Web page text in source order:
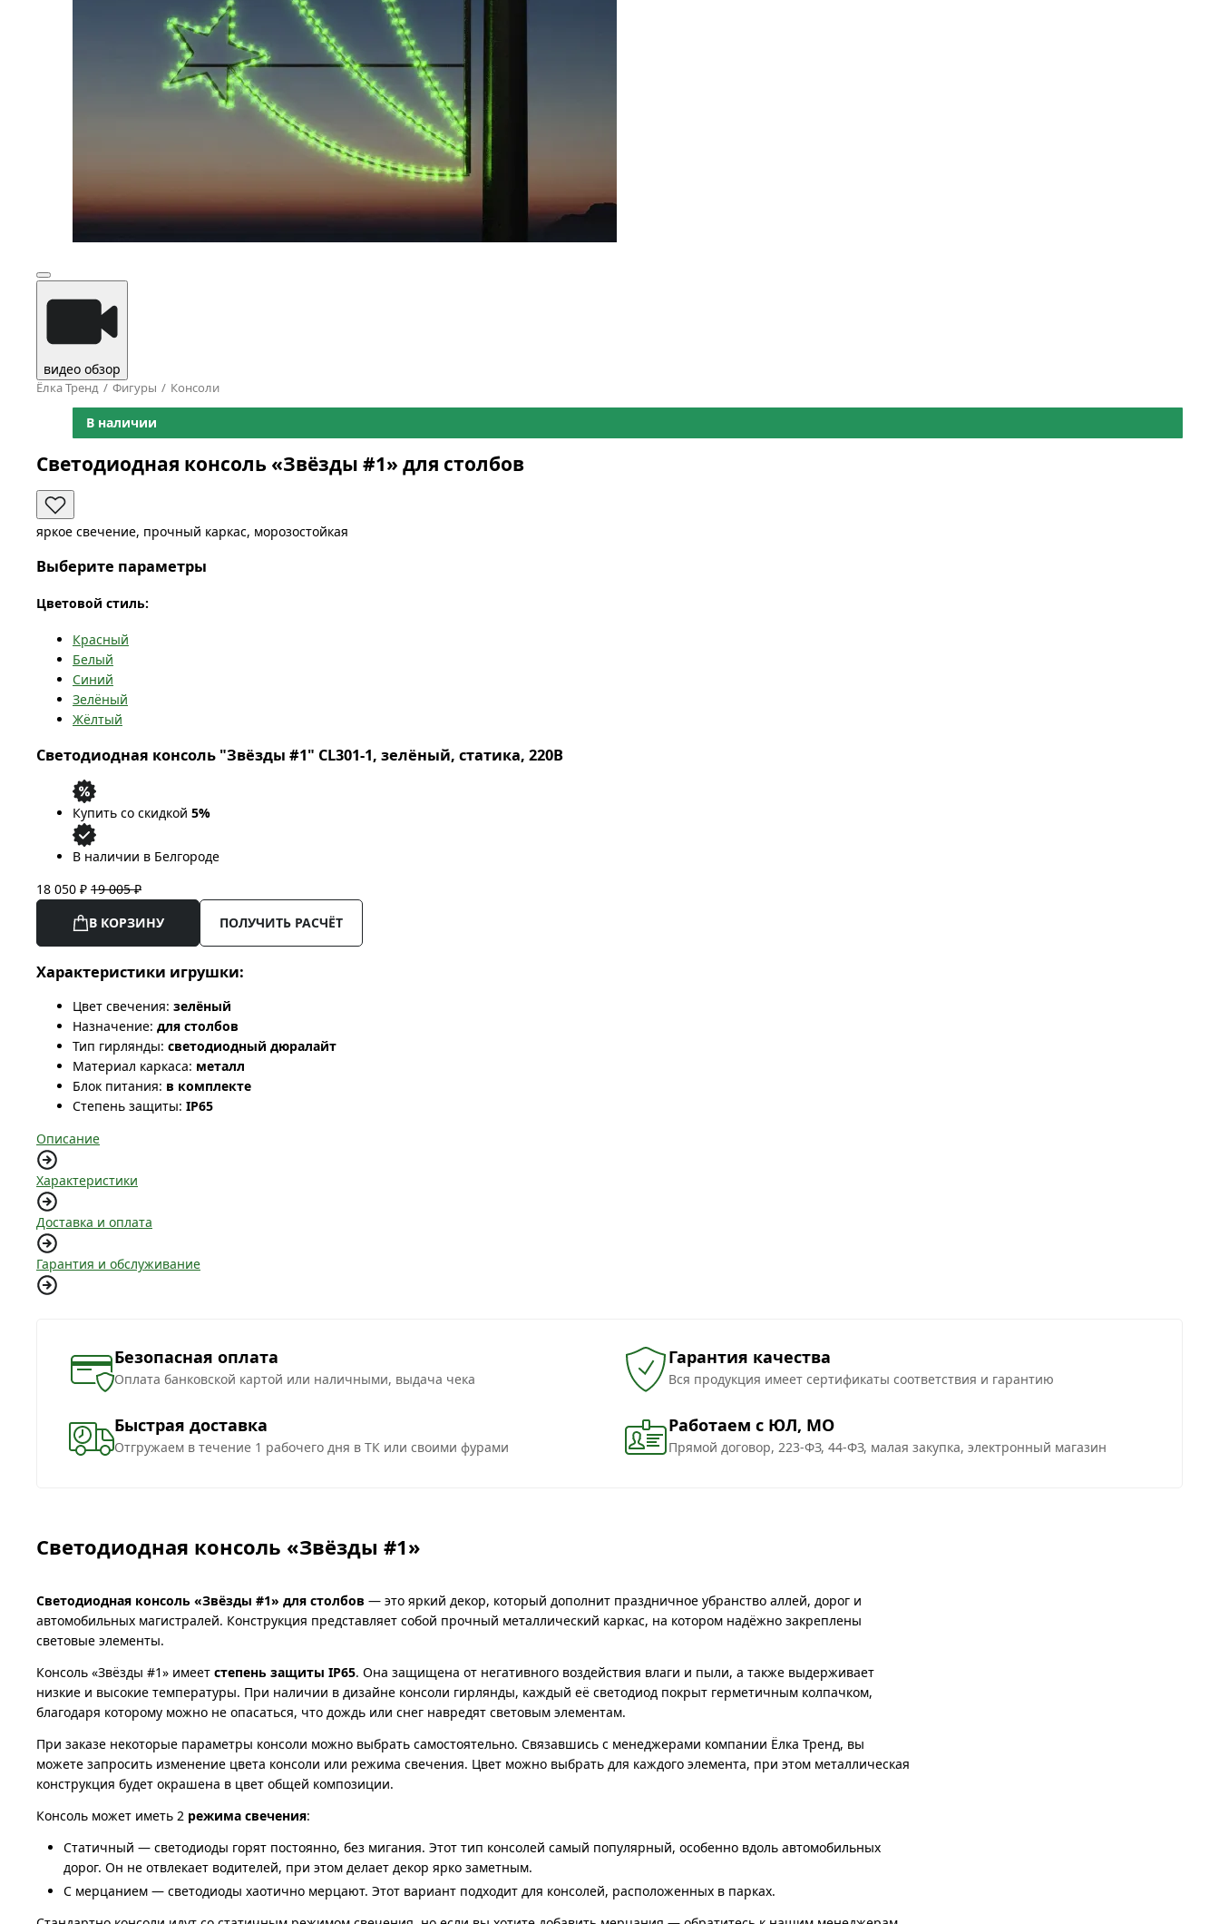
видео обзор
Ёлка Тренд Фигуры Консоли
В наличии
Светодиодная консоль «Звёзды #1» для столбов
яркое свечение, прочный каркас, морозостойкая
Выберите параметры
Цветовой стиль:
Красный
Белый
Синий
Зелёный
Жёлтый
Светодиодная консоль "Звёзды #1" CL301-1, зелёный, статика, 220В
Купить со скидкой 5%
В наличии в Белгороде
18 050 ₽ 19 005 ₽
В КОРЗИНУ
ПОЛУЧИТЬ РАСЧЁТ
Характеристики игрушки:
Цвет свечения: зелёный
Назначение: для столбов
Тип гирлянды: светодиодный дюралайт
Материал каркаса: металл
Блок питания: в комплекте
Степень защиты: IP65
Описание
Характеристики
Доставка и оплата
Гарантия и обслуживание
Безопасная оплата
Оплата банковской картой или наличными, выдача чека
Гарантия качества
Вся продукция имеет сертификаты соответствия и гарантию
Быстрая доставка
Отгружаем в течение 1 рабочего дня в ТК или своими фурами
Работаем с ЮЛ, МО
Прямой договор, 223-ФЗ, 44-ФЗ, малая закупка, электронный магазин
Светодиодная консоль «Звёзды #1»
Светодиодная консоль «Звёзды #1» для столбов — это яркий декор, который дополнит праздничное убранство аллей, дорог и
автомобильных магистралей. Конструкция представляет собой прочный металлический каркас, на котором надёжно закреплены
световые элементы.
Консоль «Звёзды #1» имеет степень защиты IP65. Она защищена от негативного воздействия влаги и пыли, а также выдерживает
низкие и высокие температуры. При наличии в дизайне консоли гирлянды, каждый её светодиод покрыт герметичным колпачком,
благодаря которому можно не опасаться, что дождь или снег навредят световым элементам.
При заказе некоторые параметры консоли можно выбрать самостоятельно. Связавшись с менеджерами компании Ёлка Тренд, вы
можете запросить изменение цвета консоли или режима свечения. Цвет можно выбрать для каждого элемента, при этом металлическая
конструкция будет окрашена в цвет общей композиции.
Консоль может иметь 2 режима свечения:
Статичный — светодиоды горят постоянно, без мигания. Этот тип консолей самый популярный, особенно вдоль автомобильных
дорог. Он не отвлекает водителей, при этом делает декор ярко заметным.
С мерцанием — светодиоды хаотично мерцают. Этот вариант подходит для консолей, расположенных в парках.